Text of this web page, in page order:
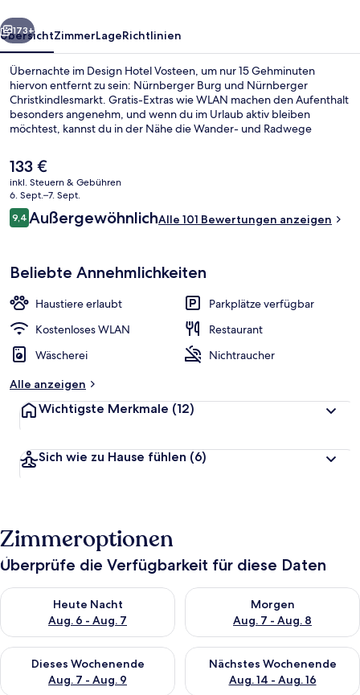
Weiter
173+
ÜbersichtZimmerLageRichtlinien
Übernachte im Design Hotel Vosteen, um nur 15 Gehminuten
hiervon entfernt zu sein: Nürnberger Burg und Nürnberger
Christkindlesmarkt. Gratis-Extras wie WLAN machen den Aufenthalt
besonders angenehm, und wenn du im Urlaub aktiv bleiben
möchtest, kannst du in der Nähe die Wander- und Radwege
den weiteren Highlights. Die öffentlichen Verkehrsmittel sind nur
einen kurzen Fußmarsch entfernt: Zur U-Bahn-Station
Rathenauplatz sind es 5 Minuten und zur U-Bahn-Station Maxfeld 5
Minuten.
Der
aktuelle
Preis
beträgt
133 €.
133 €
inkl. Steuern & Gebühren
6. Sept.–7. Sept.
Bewertungen
9,49,4 von 10.
AußergewöhnlichAlle 101 Bewertungen anzeigen
Beliebte Annehmlichkeiten
Haustiere erlaubt
Parkplätze verfügbar
Kostenloses WLAN
Restaurant
Wäscherei
Nichtraucher
Alle anzeigen
Wichtigste Merkmale (12)
Sich wie zu Hause fühlen (6)
Zimmeroptionen
Überprüfe die Verfügbarkeit für diese Daten
Heute Nacht
Aug. 6 - Aug. 7
Überprüfe die Verfügbarkeit für heute Nacht, Aug. 6 - Aug. 7.
Morgen
Aug. 7 - Aug. 8
Überprüfe die Verfügbarkeit
Dieses Wochenende
Aug. 7 - Aug. 9
Überprüfe die Verfügbarkeit für dieses Wochenende, Aug. 7
Nächstes Wochenende
Aug. 14 - Aug. 16
Überprüfe die Verfügbarkeit